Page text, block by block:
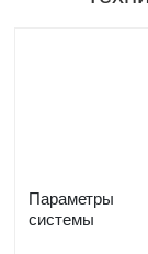
Параметры
системы